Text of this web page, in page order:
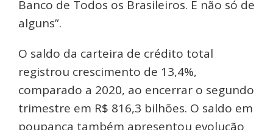
Banco de Todos os Brasileiros. E não só de
alguns”.
O saldo da carteira de crédito total
registrou crescimento de 13,4%,
comparado a 2020, ao encerrar o segundo
trimestre em R$ 816,3 bilhões. O saldo em
poupança também apresentou evolução